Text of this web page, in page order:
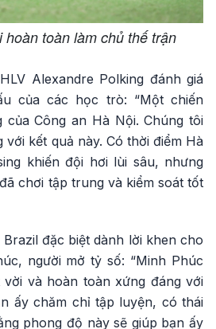
hoàn toàn làm chủ thế trận
Alexandre Polking đánh giá
của các học trò: “Một chiến
Công an Hà Nội. Chúng tôi
với kết quả này. Có thời điểm Hà
khiến đội hơi lùi sâu, nhưng
chơi tập trung và kiểm soát tốt
đặc biệt dành lời khen cho
người mở tỷ số: “Minh Phúc
và hoàn toàn xứng đáng với
ấy chăm chỉ tập luyện, có thái
phong độ này sẽ giúp bạn ấy